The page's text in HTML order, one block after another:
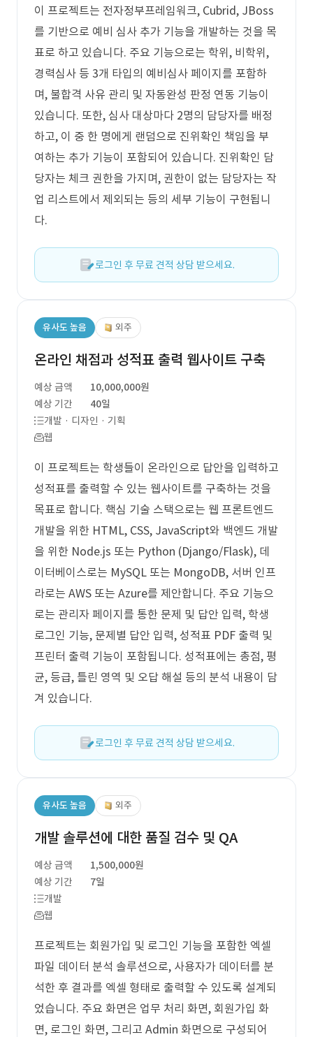
이 프로젝트는 전자정부프레임워크, Cubrid, JBoss
를 기반으로 예비 심사 추가 기능을 개발하는 것을 목
표로 하고 있습니다. 주요 기능으로는 학위, 비학위,
경력심사 등 3개 타입의 예비심사 페이지를 포함하
며, 불합격 사유 관리 및 자동완성 판정 연동 기능이
있습니다. 또한, 심사 대상마다 2명의 담당자를 배정
하고, 이 중 한 명에게 랜덤으로 진위확인 책임을 부
여하는 추가 기능이 포함되어 있습니다. 진위확인 담
당자는 체크 권한을 가지며, 권한이 없는 담당자는 작
업 리스트에서 제외되는 등의 세부 기능이 구현됩니
다.
로그인 후 무료 견적 상담 받으세요.
유사도 높음 외주
온라인 채점과 성적표 출력 웹사이트 구축
예상 금액
10,000,000원
예상 기간
40일
개발 · 디자인 · 기획
웹
이 프로젝트는 학생들이 온라인으로 답안을 입력하고
성적표를 출력할 수 있는 웹사이트를 구축하는 것을
목표로 합니다. 핵심 기술 스택으로는 웹 프론트엔드
개발을 위한 HTML, CSS, JavaScript와 백엔드 개발
을 위한 Node.js 또는 Python (Django/Flask), 데
이터베이스로는 MySQL 또는 MongoDB, 서버 인프
라로는 AWS 또는 Azure를 제안합니다. 주요 기능으
로는 관리자 페이지를 통한 문제 및 답안 입력, 학생
로그인 기능, 문제별 답안 입력, 성적표 PDF 출력 및
프린터 출력 기능이 포함됩니다. 성적표에는 총점, 평
균, 등급, 틀린 영역 및 오답 해설 등의 분석 내용이 담
겨 있습니다.
로그인 후 무료 견적 상담 받으세요.
유사도 높음 외주
개발 솔루션에 대한 품질 검수 및 QA
예상 금액
1,500,000원
예상 기간
7일
개발
웹
프로젝트는 회원가입 및 로그인 기능을 포함한 엑셀
파일 데이터 분석 솔루션으로, 사용자가 데이터를 분
석한 후 결과를 엑셀 형태로 출력할 수 있도록 설계되
었습니다. 주요 화면은 업무 처리 화면, 회원가입 화
면, 로그인 화면, 그리고 Admin 화면으로 구성되어